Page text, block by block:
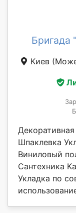
Киев
Шпаклевка
Виниловый
Сантехника
Укладка по